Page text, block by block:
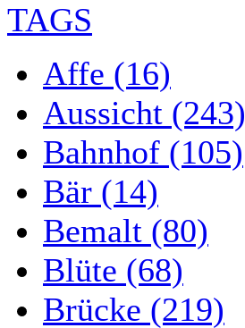
TAGS
Affe (16)
Aussicht (243)
Bahnhof (105)
Bär (14)
Bemalt (80)
Blüte (68)
Brücke (219)